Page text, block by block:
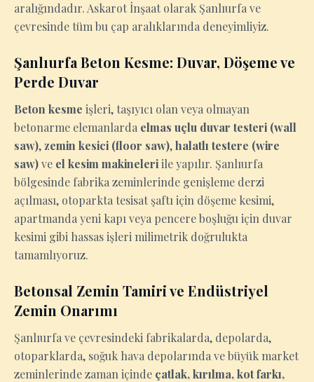
aralığındadır. Askarot İnşaat olarak Şanlıurfa ve
çevresinde tüm bu çap aralıklarında deneyimliyiz.
Şanlıurfa Beton Kesme: Duvar, Döşeme ve
Perde Duvar
Beton kesme işleri, taşıyıcı olan veya olmayan
betonarme elemanlarda elmas uçlu duvar testeri (wall
saw), zemin kesici (floor saw),halatlı testere (wire
saw)ve el kesim makineleriile yapılır. Şanlıurfa
bölgesinde fabrika zeminlerinde genişleme derzi
açılması, otoparkta tesisat şaftı için döşeme kesimi,
apartmanda yeni kapı veya pencere boşluğu için duvar
kesimi gibi hassas işleri milimetrik doğrulukta
tamamlıyoruz.
Betonsal Zemin Tamiri ve Endüstriyel
Zemin Onarımı
Şanlıurfa ve çevresindeki fabrikalarda, depolarda,
otoparklarda, soğuk hava depolarında ve büyük market
zeminlerinde zaman içinde çatlak, kırılma, kot farkı,